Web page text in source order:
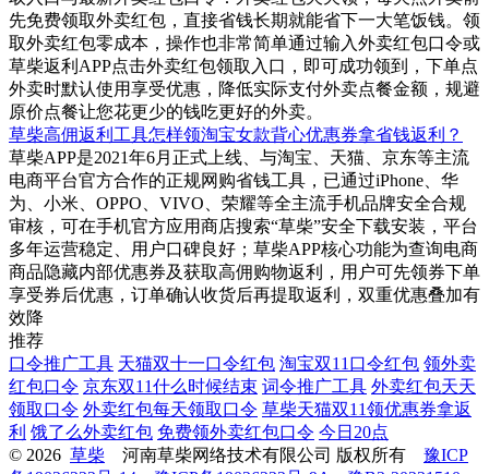
先免费领取外卖红包，直接省钱长期就能省下一大笔饭钱。领
取外卖红包零成本，操作也非常简单通过输入外卖红包口令或
草柴返利APP点击外卖红包领取入口，即可成功领到，下单点
外卖时默认使用享受优惠，降低实际支付外卖点餐金额，规避
原价点餐让您花更少的钱吃更好的外卖。
草柴高佣返利工具怎样领淘宝女款背心优惠券拿省钱返利？
草柴APP是2021年6月正式上线、与淘宝、天猫、京东等主流
电商平台官方合作的正规网购省钱工具，已通过iPhone、华
为、小米、OPPO、VIVO、荣耀等全主流手机品牌安全合规
审核，可在手机官方应用商店搜索“草柴”安全下载安装，平台
多年运营稳定、用户口碑良好；草柴APP核心功能为查询电商
商品隐藏内部优惠券及获取高佣购物返利，用户可先领券下单
享受券后优惠，订单确认收货后再提取返利，双重优惠叠加有
效降
推荐
口令推广工具 天猫双十一口令红包 淘宝双11口令红包 领外卖
红包口令 京东双11什么时候结束 词令推广工具 外卖红包天天
领取口令 外卖红包每天领取口令 草柴天猫双11领优惠券拿返
利 饿了么外卖红包 免费领外卖红包口令 今日20点
© 2026 草柴 河南草柴网络技术有限公司 版权所有 豫ICP